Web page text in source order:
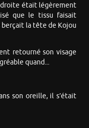
droite était légèrement
que le tissu faisait
berçait la tête de Kojou
retourné son visage
quand...
son oreille, il s’était